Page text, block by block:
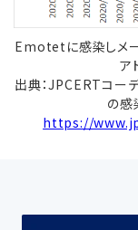
Emotetに感染しメ
ア
出典：JPCERTコー
の感
https://